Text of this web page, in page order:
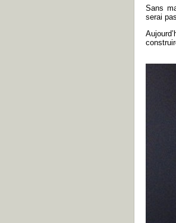
Sans
serai